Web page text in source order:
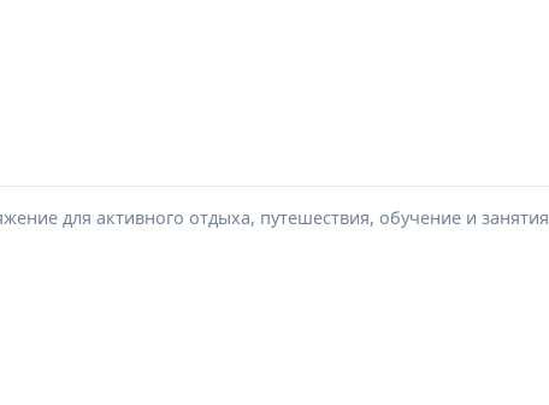
для активного отдыха, путешествия, обучение и занятия